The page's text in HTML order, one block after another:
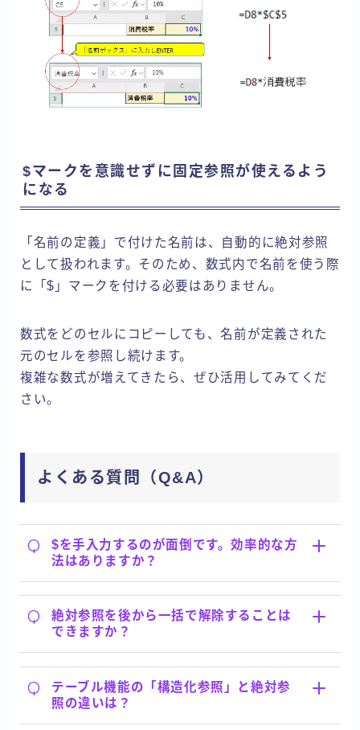
$マークを意識せずに固定参照が使えるよう
になる
「名前の定義」で付けた名前は、自動的に絶対参照
として扱われます。そのため、数式内で名前を使う際
に「$」マークを付ける必要はありません。
数式をどのセルにコピーしても、名前が定義された
元のセルを参照し続けます。
複雑な数式が増えてきたら、ぜひ活用してみてくだ
さい。
よくある質問（Q&A）
Q
$を手入力するのが面倒です。効率的な方
法はありますか？
Q
絶対参照を後から一括で解除することは
できますか？
Q
テーブル機能の「構造化参照」と絶対参
照の違いは？